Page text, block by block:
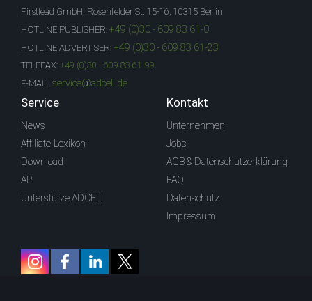
Firstlead GmbH, Rosenfelder St. 15-16, 10315 Berlin
HOTLINE PUBLISHER: +49 (0)30 - 609 83 61-0
HOTLINE ADVERTISER: +49 (0)30 - 609 83 61-23
TELEFAX: +49 (0)30 - 609 83 61-99
E-MAIL: service@adcell.de
Service
News
Affiliate-Lexikon
Download
API
Unterstütze ADCELL
Kontakt
Unternehmen
Jobs
AGB & Datenschutzerklärung
FAQ
Datenschutz
Impressum